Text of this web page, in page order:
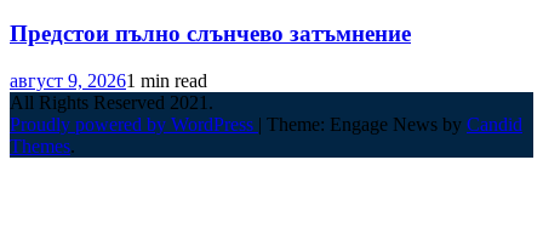
Предстои пълно слънчево затъмнение
август 9, 20261 min read
All Rights Reserved 2021.
Proudly powered by WordPress | Theme: Engage News by Candid
Themes.